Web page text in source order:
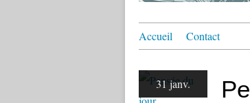
Accueil Contact
31 janv.